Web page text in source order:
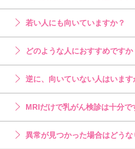
若い人にも向いていますか？
どのような人におすすめですか
逆に、向いていない人はいます
MRIだけで乳がん検診は十分で
異常が見つかった場合はどうな